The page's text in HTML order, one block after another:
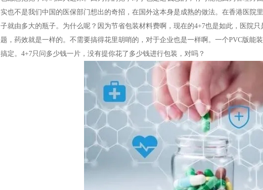
实也不是我们中国的医保部门想出的奇招，在国外这本身是成熟的做法。在香港医院
子就由多大的瓶子。为什么呢？因为节省包装材料费啊，现在的4+7也是如此，医院
题，药效就是一样的。不需要搞得花里胡哨的，对于企业也是一样啊。一个PVC版能
搞定。4+7只问多少钱一片，没有提你花了多少钱进行包装，对吗？